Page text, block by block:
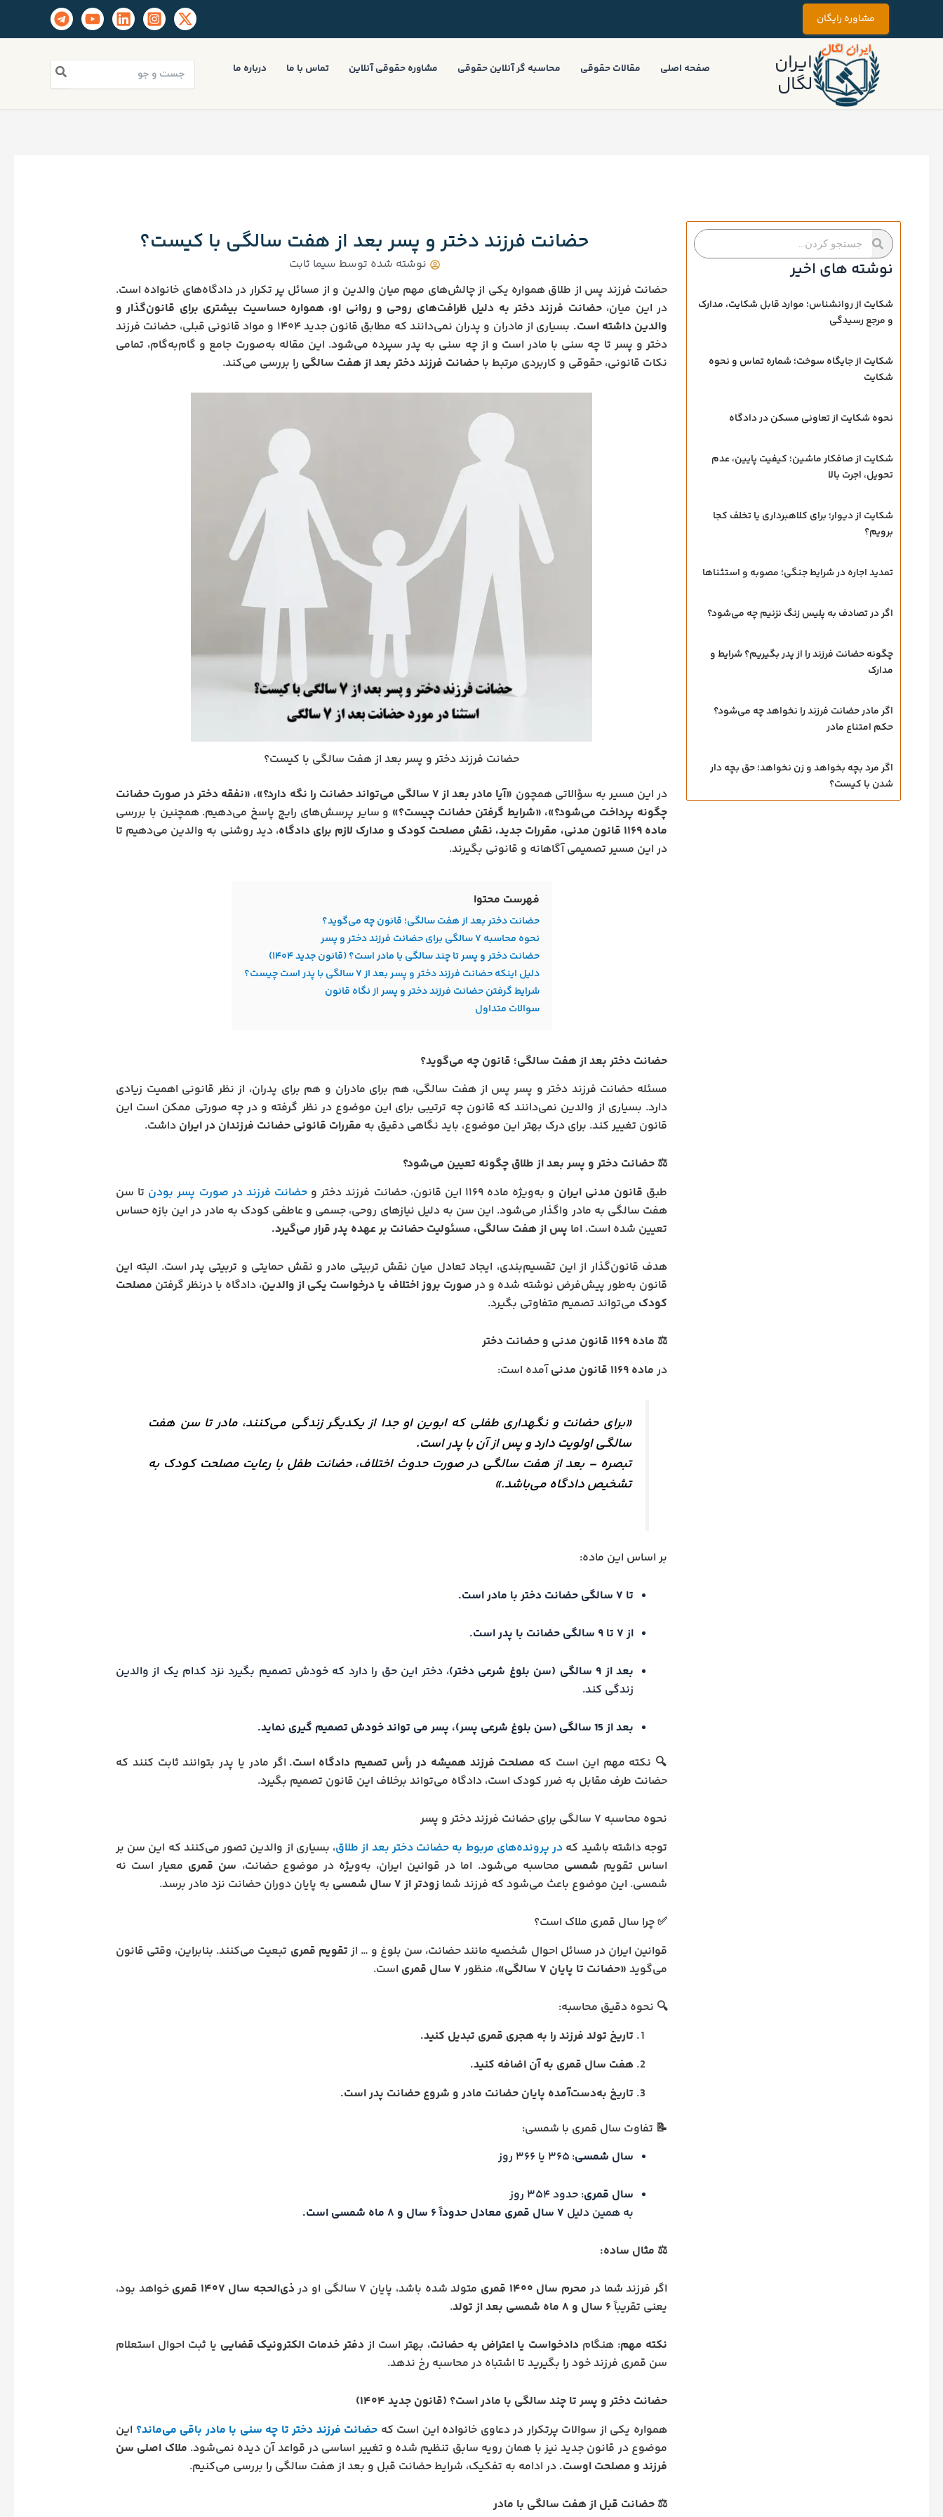
محتوا
مشاوره رایگان
ایران
لگال
صفحه اصلی مقالات حقوقی محاسبه گر آنلاین حقوقی مشاوره حقوقی آنلاین تماس با ما درباره ما
برای:
جستجو
کردن
جستجو
کردن
نوشته های اخیر
شکایت از روانشناس؛ موارد قابل شکایت، مدارک
و مرجع رسیدگی
شکایت از جایگاه سوخت؛ شماره تماس و نحوه
شکایت
نحوه شکایت از تعاونی مسکن در دادگاه
شکایت از صافکار ماشین؛ کیفیت پایین، عدم
تحویل، اجرت بالا
شکایت از دیوار؛ برای کلاهبرداری یا تخلف کجا
برویم؟
تمدید اجاره در شرایط جنگی؛ مصوبه و استثناها
اگر در تصادف به پلیس زنگ نزنیم چه می‌شود؟
چگونه حضانت فرزند را از پدر بگیریم؟ شرایط و
مدارک
اگر مادر حضانت فرزند را نخواهد چه می‌شود؟
حکم امتناع مادر
اگر مرد بچه بخواهد و زن نخواهد؛ حق بچه‌ دار
شدن با کیست؟
حضانت فرزند دختر و پسر بعد از هفت سالگی با کیست؟
نوشته شده توسط سیما ثابت
حضانت فرزند پس از طلاق همواره یکی از چالش‌های مهم میان والدین و از مسائل پر تکرار در دادگاه‌های خانواده است.
در این میان،حضانت فرزند دختر به دلیل ظرافت‌های روحی و روانی او، همواره حساسیت بیشتری برای قانون‌گذار و
والدین داشته است.
بسیاری از مادران و پدران نمی‌دانند که مطابق قانون جدید ۱۴۰۴ و مواد قانونی قبلی، حضانت فرزند
دختر و پسر تا چه سنی با مادر است و از چه سنی به پدر سپرده می‌شود. این مقاله به‌صورت جامع و گام‌به‌گام، تمامی
نکات قانونی، حقوقی و کاربردی مرتبط با حضانت فرزند دختر بعد از هفت سالگی را بررسی می‌کند.
حضانت فرزند دختر و پسر بعد از هفت سالگی با کیست؟
در این مسیر به سؤالاتی همچون
«آیا مادر بعد از ۷ سالگی می‌تواند حضانت را نگه دارد؟»، «نفقه دختر در صورت حضانت
چگونه پرداخت می‌شود؟»، «شرایط گرفتن حضانت چیست؟» و سایر پرسش‌های رایج پاسخ می‌دهیم. همچنین با بررسی
ماده ۱۱۶۹ قانون مدنی، مقررات جدید، نقش مصلحت کودک و مدارک لازم برای دادگاه
، دید روشنی به والدین می‌دهیم تا
در این مسیر تصمیمی آگاهانه و قانونی بگیرند.
فهرست محتوا
حضانت دختر بعد از هفت سالگی؛ قانون چه می‌گوید؟
نحوه محاسبه ۷ سالگی برای حضانت فرزند دختر و پسر
حضانت دختر و پسر تا چند سالگی با مادر است؟ (قانون جدید ۱۴۰۴)
دلیل اینکه حضانت فرزند دختر و پسر بعد از ۷ سالگی با پدر است چیست؟
شرایط گرفتن حضانت فرزند دختر و پسر از نگاه قانون
سوالات متداول
حضانت دختر بعد از هفت سالگی؛ قانون چه می‌گوید؟
مسئله حضانت فرزند دختر و پسر پس از هفت سالگی، هم برای مادران و هم برای پدران، از نظر قانونی اهمیت زیادی
دارد. بسیاری از والدین نمی‌دانند که قانون چه ترتیبی برای این موضوع در نظر گرفته و در چه صورتی ممکن است این
قانون تغییر کند. برای درک بهتر این موضوع، باید نگاهی دقیق به مقررات قانونی حضانت فرزندان در ایران داشت.
⚖️ حضانت دختر و پسر بعد از طلاق چگونه تعیین می‌شود؟
طبق قانون مدنی ایران و به‌ویژه ماده ۱۱۶۹ این قانون، حضانت فرزند دختر و حضانت فرزند در صورت پسر بودن تا سن
هفت سالگی به مادر واگذار می‌شود. این سن به دلیل نیازهای روحی، جسمی و عاطفی کودک به مادر در این بازه حساس
تعیین شده است. اما پس از هفت سالگی، مسئولیت حضانت بر عهده پدر قرار می‌گیرد.
هدف قانون‌گذار از این تقسیم‌بندی، ایجاد تعادل میان نقش تربیتی مادر و نقش حمایتی و تربیتی پدر است. البته این
قانون به‌طور پیش‌فرض نوشته شده و در صورت بروز اختلاف یا درخواست یکی از والدین، دادگاه با درنظر گرفتن مصلحت
کودک می‌تواند تصمیم متفاوتی بگیرد.
⚖️ ماده ۱۱۶۹ قانون مدنی و حضانت دختر
در ماده ۱۱۶۹ قانون مدنی آمده است:
«برای حضانت و نگهداری طفلی که ابوین او جدا از یکدیگر زندگی می‌کنند، مادر تا سن هفت
سالگی اولویت دارد و پس از آن با پدر است.
تبصره – بعد از هفت سالگی در صورت حدوث اختلاف، حضانت طفل با رعایت مصلحت کودک به
تشخیص دادگاه می‌باشد.»
بر اساس این ماده:
تا ۷ سالگی حضانت دختر با مادر است.
از ۷ تا ۹ سالگی حضانت با پدر است.
بعد از ۹ سالگی (سن بلوغ شرعی دختر)
، دختر این حق را دارد که خودش تصمیم بگیرد نزد کدام یک از والدین
زندگی کند.
بعد از 15 سالگی (سن بلوغ شرعی پسر)، پسر می تواند خودش تصمیم گیری نماید.
🔍 نکته مهم این است که مصلحت فرزند همیشه در رأس تصمیم دادگاه است. اگر مادر یا پدر بتوانند ثابت کنند که
حضانت طرف مقابل به ضرر کودک است، دادگاه می‌تواند برخلاف این قانون تصمیم بگیرد.
نحوه محاسبه ۷ سالگی برای حضانت فرزند دختر و پسر
توجه داشته باشید که در پرونده‌های مربوط به حضانت دختر بعد از طلاق، بسیاری از والدین تصور می‌کنند که این سن بر
اساس تقویم شمسی محاسبه می‌شود. اما در قوانین ایران، به‌ویژه در موضوع حضانت، سن قمری معیار است نه
شمسی. این موضوع باعث می‌شود که فرزند شما زودتر از ۷ سال شمسی به پایان دوران حضانت نزد مادر برسد.
✅ چرا سال قمری ملاک است؟
قوانین ایران در مسائل احوال شخصیه مانند حضانت، سن بلوغ و … از تقویم قمری تبعیت می‌کنند. بنابراین، وقتی قانون
می‌گوید «حضانت تا پایان ۷ سالگی» ، منظور ۷ سال قمری است.
🔍 نحوه دقیق محاسبه:
تاریخ تولد فرزند را به هجری قمری تبدیل کنید.
هفت سال قمری به آن اضافه کنید.
تاریخ به‌دست‌آمده پایان حضانت مادر و شروع حضانت پدر است.
📝 تفاوت سال قمری با شمسی:
سال شمسی: ۳۶۵ یا ۳۶۶ روز
سال قمری: حدود ۳۵۴ روز
به همین دلیل ۷ سال قمری معادل حدوداً ۶ سال و ۸ ماه شمسی است.
⚖️ مثال ساده:
اگر فرزند شما در محرم سال ۱۴۰۰ قمری متولد شده باشد، پایان ۷ سالگی او در ذی‌الحجه سال ۱۴۰۷ قمری
خواهد بود،
یعنی تقریباً۶ سال و ۸ ماه شمسی بعد از تولد .
نکته مهم: هنگام دادخواست یا اعتراض به حضانت، بهتر است از دفتر خدمات الکترونیک قضایی یا ثبت احوال استعلام
سن قمری فرزند خود را بگیرید تا اشتباه در محاسبه رخ ندهد.
حضانت دختر و پسر تا چند سالگی با مادر است؟ (قانون جدید ۱۴۰۴)
همواره یکی از سوالات پرتکرار در دعاوی خانواده این است که حضانت فرزند دختر تا چه سنی با مادر باقی می‌ماند؟ این
موضوع در قانون جدید نیز با همان رویه سابق تنظیم شده و تغییر اساسی در قواعد آن دیده نمی‌شود. ملاک اصلی سن
فرزند و مصلحت اوست. در ادامه به تفکیک، شرایط حضانت قبل و بعد از هفت سالگی را بررسی می‌کنیم.
⚖️ حضانت قبل از هفت سالگی با مادر